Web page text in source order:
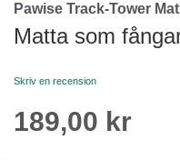
to
the
end
the
gallery
Skip
to
the
of
images
Pawise Track-Tower Mat
Matta som
Skriv en recension
189,00 kr